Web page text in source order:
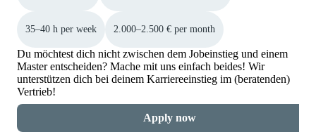
35–40 h per week 2.000–2.500 € per month
Du möchtest dich nicht zwischen dem Jobeinstieg und einem
Master entscheiden? Mache mit uns einfach beides! Wir
unterstützen dich bei deinem Karriereeinstieg im (beratenden)
Vertrieb!
Apply now